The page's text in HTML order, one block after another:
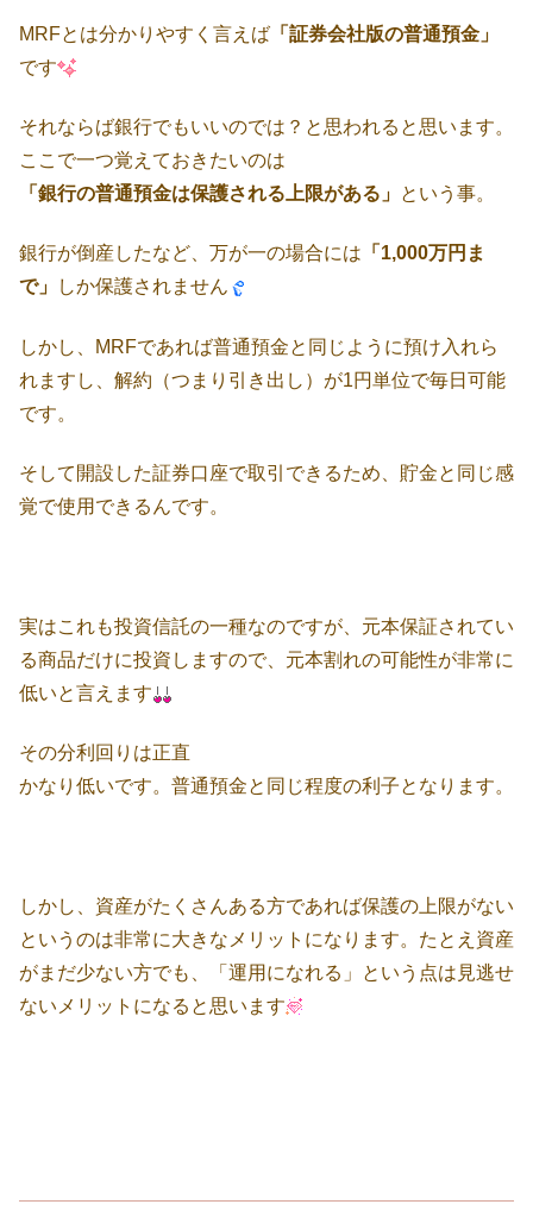
MRFとは分かりやすく言えば 「証券会社版の普通預金」
です
それならば銀行でもいいのでは？と思われると思います。
ここで一つ覚えておきたいのは
「銀行の普通預金は保護される上限がある」 という事。
銀行が倒産したなど、万が一の場合には 「1,000万円ま
で」
しか保護されません
しかし、MRFであれば普通預金と同じように預け入れら
れますし、解約（つまり引き出し）が1円単位で毎日可能
です。
そして開設した証券口座で取引できるため、貯金と同じ感
覚で使用できるんです。
実はこれも投資信託の一種なのですが、元本保証されてい
る商品だけに投資しますので、元本割れの可能性が非常に
低いと言えます
その分利回りは正直
かなり低いです。普通預金と同じ程度の利子となります。
しかし、資産がたくさんある方であれば保護の上限がない
というのは非常に大きなメリットになります。たとえ資産
がまだ少ない方でも、「運用になれる」という点は見逃せ
ないメリットになると思います